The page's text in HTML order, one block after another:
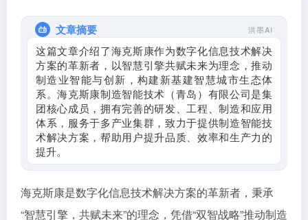
文章摘要 洪墨AI
这篇文章介绍了海克斯康作为数字化信息技术解决
方案的革新者，以智慧引擎共赋未来为理念，推动
制造业智能与创新，构建新基建智慧城市生态体
系。海克斯康制造智能技术（青岛）有限公司是集
团核心成员，拥有完善的研发、工程、制造和应用
体系，服务于多产业集群，致力于提供制造智能技
术解决方案，帮助用户提升品质、效率和生产力的
提升。
海克斯康是数字化信息技术解决方案的革新者，秉承
“智慧引擎，共赋未来”的理念，凭借“双智战略”推动制造